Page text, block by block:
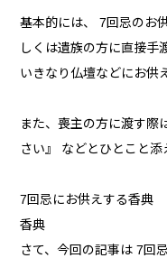
基本的には、 7回忌のお
しくは遺族の方に直接手
いきなり仏壇などにお供
また、喪主の方に渡す際
さい』 などとひとこと添
7回忌にお供えする香典
香典
さて、今回の記事は 7回